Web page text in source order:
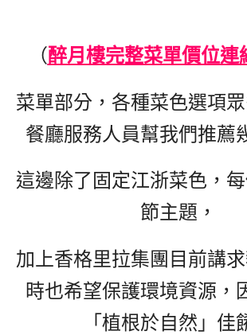
（醉月樓完整菜單價位連
菜單部分，各種菜色選項眾
餐廳服務人員幫我們推薦
這邊除了固定江浙菜色，
節主題，
加上香格里拉集團目前講
時也希望保護環境資源，
「植根於自然」佳